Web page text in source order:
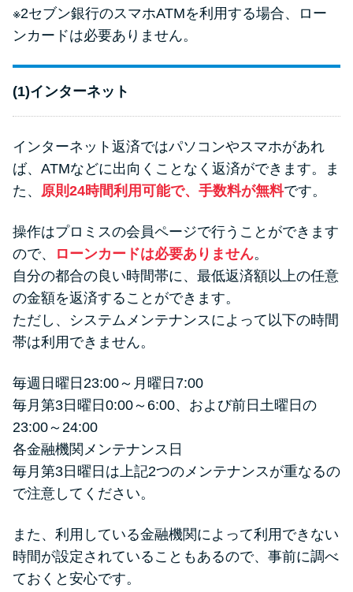
※2セブン銀行のスマホATMを利用する場合、ロー
ンカードは必要ありません。
(1)インターネット
インターネット返済ではパソコンやスマホがあれ
ば、ATMなどに出向くことなく返済ができます。ま
た、 原則24時間利用可能で、手数料が無料です。
操作はプロミスの会員ページで行うことができます
ので、
ローンカードは必要ありません。
自分の都合の良い時間帯に、最低返済額以上の任意
の金額を返済することができます。
ただし、システムメンテナンスによって以下の時間
帯は利用できません。
毎週日曜日23:00～月曜日7:00
毎月第3日曜日0:00～6:00、および前日土曜日の
23:00～24:00
各金融機関メンテナンス日
毎月第3日曜日は上記2つのメンテナンスが重なるの
で注意してください。
また、利用している金融機関によって利用できない
時間が設定されていることもあるので、事前に調べ
ておくと安心です。